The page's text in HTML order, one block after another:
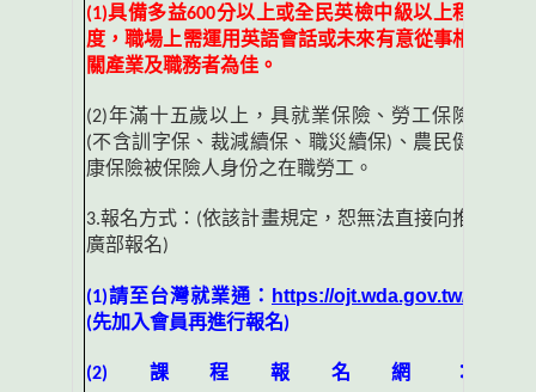
(1)具備多益600分以上或全民英檢中級以上程
度，職場上需運用英語會話或未來有意從事相
關產業及職務者為佳。
(2)年滿十五歲以上，具就業保險、勞工保險
(不含訓字保、裁減續保、職災續保) 、農民健
康保險被保險人身份之在職勞工。
3.報名方式： (依該計畫規定，恕無法直接向推
廣部報名)
(1)請至台灣就業通： https://ojt.wda.gov.tw/
(先加入會員再進行報名)
(2) 課程報名網：